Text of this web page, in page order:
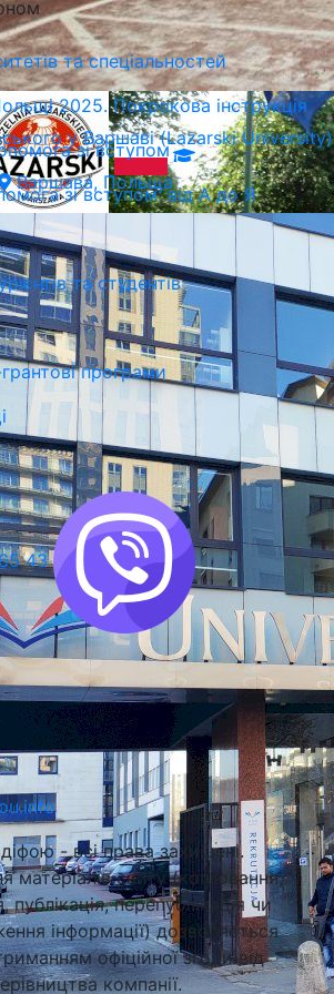
Природничих Наук в Любліні
Люблін, Польща
у Варшаві (Lazarski University)
Варшава, Польща
та спеціальностей
2025. Покрокова інструкція
зі вступом
зі вступом: від А до Я
та студентів
програми
43
- всі права захищені.
матеріалів сайту (копіювання,
публікація, перепублікація чи
інформації) дозволяється
офіційної згоди від
компанії.